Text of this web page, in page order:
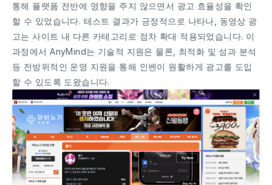
통해 플랫폼 전반에 영향을 주지 않으면서 광고 효율성을 확인
할 수 있었습니다. 테스트 결과가 긍정적으로 나타나, 동영상 광
고는 사이트 내 다른 카테고리로 점차 확대 적용되었습니다. 이
과정에서 AnyMind는 기술적 지원은 물론, 최적화 및 성과 분석
등 전방위적인 운영 지원을 통해 인벤이 원활하게 광고를 도입
할 수 있도록 도왔습니다.